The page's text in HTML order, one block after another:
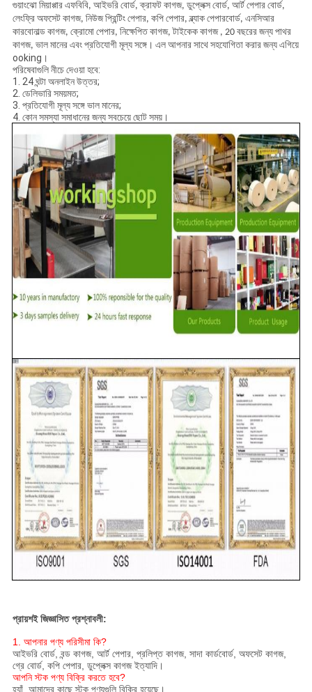
গুয়াংঝো মিয়াপ্পার এফবিবি, আইভরি বোর্ড, ক্রাফট কাগজ, ডুপ্লেক্স বোর্ড, আর্ট পেপার বোর্ড,
লেংফ্রি অফসেট কাগজ, নিউজ প্রিন্টিং পেপার, কপি পেপার, ব্ল্যাক পেপারবোর্ড, এনসিআর
কারবোনাল্ড কাগজ, ক্রোমো পেপার, নিক্ষেপিত কাগজ, টাইকেক কাগজ , 20 বছরের জন্য পাথর
কাগজ, ভাল মানের এবং প্রতিযোগী মূল্য সঙ্গে। এলআপনার সাথে সহযোগিতা করার জন্য এগিয়ে
ooking।
পরিষেবাগুলি নীচে দেওয়া হবে:
1. 24 ঘন্টা অনলাইন উত্তর;
2. ডেলিভারি সময়মত;
3. প্রতিযোগী মূল্য সঙ্গে ভাল মানের;
4. কোন সমস্যা সমাধানের জন্য সবচেয়ে ছোট সময়।
প্রায়শই জিজ্ঞাসিত প্রশ্নাবলী:
1. আপনার পণ্য পরিসীমা কি?
আইভরি বোর্ড, বন্ড কাগজ, আর্ট পেপার, প্রলিপ্ত কাগজ, সাদা কার্ডবোর্ড, অফসেট কাগজ,
গ্রে বোর্ড, কপি পেপার, ডুপ্লেক্স কাগজ ইত্যাদি।
আপনি স্টক পণ্য বিক্রি করতে হবে?
হ্যাঁ, আমাদের কাছে স্টক পণ্যগুলি বিক্রি হয়েছে।